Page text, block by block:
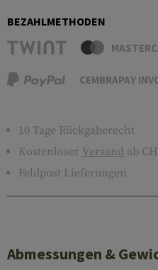
BEZAHLMETHODEN
CEMBRAPAY
10 Tage Rückgaberecht
Kostenloser Versand ab
Feldpost Lieferungen
Abmessungen &